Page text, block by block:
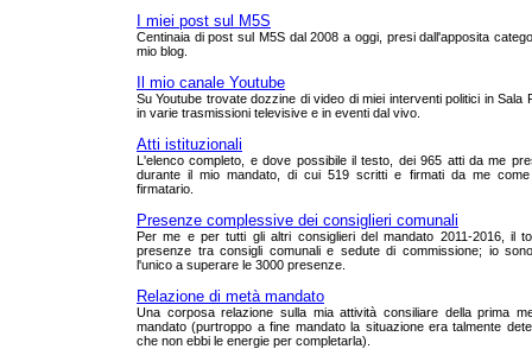
I miei post sul M5S
Centinaia di post sul M5S dal 2008 a oggi, presi dall'apposita
mio blog.
Il mio canale Youtube
Su Youtube trovate dozzine di video di miei interventi politici in Sala
in varie trasmissioni televisive e in eventi dal vivo.
Atti istituzionali
L'elenco completo, e dove possibile il testo, dei 965 atti da me
durante il mio mandato, di cui 519 scritti e firmati da me come
firmatario.
Presenze complessive dei consiglieri comunali
Per me e per tutti gli altri consiglieri del mandato 2011-2016, il
presenze tra consigli comunali e sedute di commissione; io
l'unico a superare le 3000 presenze.
Relazione di metà mandato
Una corposa relazione sulla mia attività consiliare della prima
mandato (purtroppo a fine mandato la situazione era talmente
che non ebbi le energie per completarla).